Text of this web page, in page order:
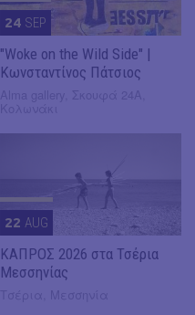
24 SEP
"Woke on the Wild Side" |
Κωνσταντίνος Πάτσιος
22 AUG
ΚΑΠΡΟΣ 2026 στα Τσέρια
Μεσσηνίας